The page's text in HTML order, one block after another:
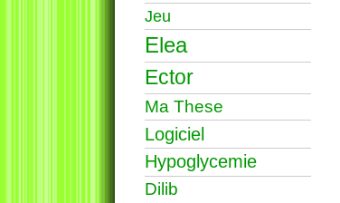
Jeu
Elea
Ector
Ma These
Logiciel
Hypoglycemie
Dilib